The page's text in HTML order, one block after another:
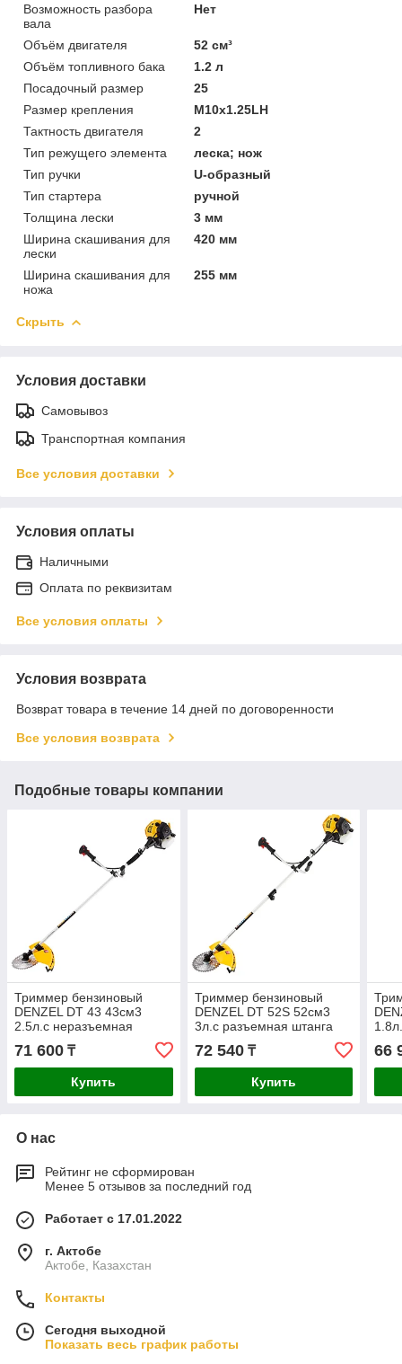
Возможность разбора
вала
Нет
Объём двигателя
52 см³
Объём топливного бака
1.2 л
Посадочный размер
25
Размер крепления
М10х1.25LH
Тактность двигателя
2
Тип режущего элемента
леска; нож
Тип ручки
U-образный
Тип стартера
ручной
Толщина лески
3 мм
Ширина скашивания для
лески
420 мм
Ширина скашивания для
ножа
255 мм
Скрыть
Условия доставки
Самовывоз
Транспортная компания
Все условия доставки
Условия оплаты
Наличными
Оплата по реквизитам
Все условия оплаты
Условия возврата
Возврат товара в течение 14 дней по договоренности
Все условия возврата
Подобные товары компании
Триммер бензиновый
DENZEL DT 43 43см3
2.5л.с неразъемная
штанга 96224
71 600 ₸
Купить
Триммер бензиновый
DENZEL DT 52S 52см3
3л.с разъемная штанга
72 540₸
Купить
66
О нас
Рейтинг не сформирован
Менее 5 отзывов за последний год
Работает с 17.01.2022
г. Актобе
Актобе, Казахстан
Контакты
Сегодня выходной
Показать весь график работы